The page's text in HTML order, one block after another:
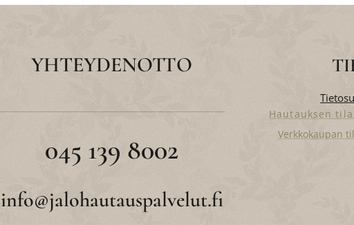
YHTEYDENOTTO
045 139 8002
info@jalohautauspalvelut.fi
Hautauksen
Verkkokaupan